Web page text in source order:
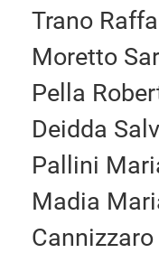
Trano
Moretto
Pella
Deidda
Pallini
Madia